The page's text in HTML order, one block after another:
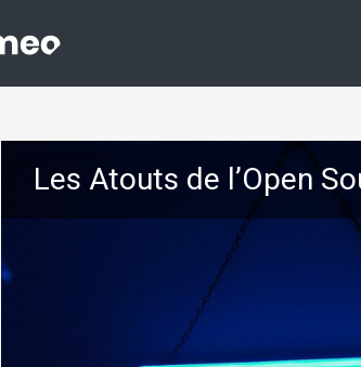
Les Atouts de l’Open